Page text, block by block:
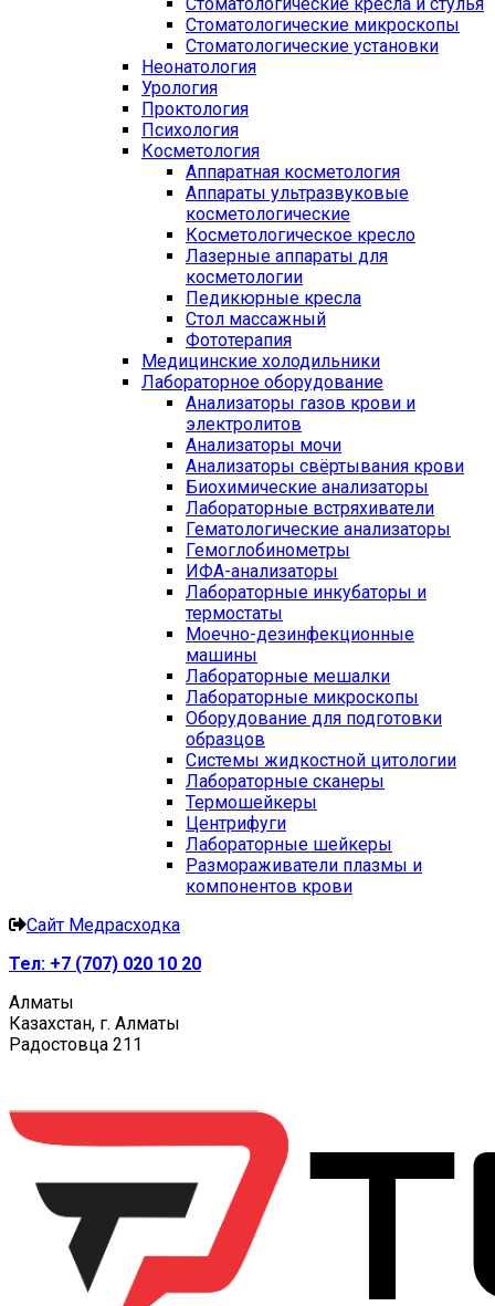
Стоматологические микроскопы
Стоматологические установки
Неонатология
Урология
Проктология
Психология
Косметология
Аппаратная косметология
Аппараты ультразвуковые
косметологические
Косметологическое кресло
Лазерные аппараты для
косметологии
Педикюрные кресла
Стол массажный
Фототерапия
Медицинские холодильники
Лабораторное оборудование
Анализаторы газов крови и
электролитов
Анализаторы мочи
Анализаторы свёртывания крови
Биохимические анализаторы
Лабораторные встряхиватели
Гематологические анализаторы
Гемоглобинометры
ИФА-анализаторы
Лабораторные инкубаторы и
термостаты
Моечно-дезинфекционные
машины
Лабораторные мешалки
Лабораторные микроскопы
Оборудование для подготовки
образцов
Системы жидкостной цитологии
Лабораторные сканеры
Термошейкеры
Центрифуги
Лабораторные шейкеры
Размораживатели плазмы и
компонентов крови
Сайт Медрасходка
Тел: +7 (707) 020 10 20
Алматы
Казахстан, г. Алматы
Радостовца 211